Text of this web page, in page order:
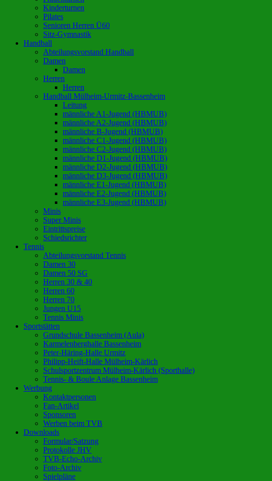
Kinderturnen
Pilates
Senioren Herren Ü60
Sitz-Gymnastik
Handball
Abteilungsvorstand Handball
Damen
Damen
Herren
Herren
Handball Mülheim-Urmitz-Bassenheim
Leitung
männliche A1-Jugend (HBMUB)
männliche A2-Jugend (HBMUB)
männliche B-Jugend (HBMUB)
männliche C1-Jugend (HBMUB)
männliche C2-Jugend (HBMUB)
männliche D1-Jugend (HBMUB)
männliche D2-Jugend (HBMUB)
männliche D3-Jugend (HBMUB)
männliche E1-Jugend (HBMUB)
männliche E2-Jugend (HBMUB)
männliche E3-Jugend (HBMUB)
Minis
Super Minis
Eintrittspreise
Schiedsrichter
Tennis
Abteilungsvorstand Tennis
Damen 30
Damen 50 SG
Herren 30 & 40
Herren 60
Herren 70
Jungen U15
Tennis Minis
Sportstätten
Grundschule Bassenheim (Aula)
Karmelenberghalle Bassenheim
Peter-Häring-Halle Urmitz
Philipp-Heift-Halle Mülheim-Kärlich
Schulsportzentrum Mülheim-Kärlich (Sporthalle)
Tennis- & Boule Anlage Bassenheim
Werbung
Kontaktpersonen
Fan-Artikel
Sponsoren
Werben beim TVB
Downloads
Formular/Satzung
Protokolle JHV
TVB-Echo-Archiv
Foto-Archiv
Spielpläne